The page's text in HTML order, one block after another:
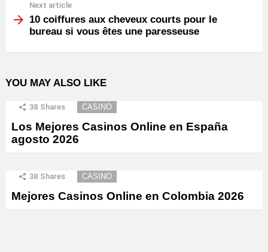
Next article
10 coiffures aux cheveux courts pour le
bureau si vous êtes une paresseuse
YOU MAY ALSO LIKE
38 Shares CASINO
Los Mejores Casinos Online en España
agosto 2026
38 Shares CASINO
Mejores Casinos Online en Colombia 2026